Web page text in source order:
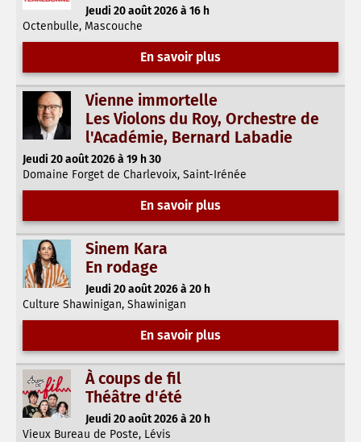
Jeudi 20 août 2026 à 16 h
Octenbulle, Mascouche
En savoir plus
Vienne immortelle
Les Violons du Roy, Orchestre de
l'Académie, Bernard Labadie
Jeudi 20 août 2026 à 19 h 30
Domaine Forget de Charlevoix, Saint-Irénée
En savoir plus
Sinem Kara
En rodage
Jeudi 20 août 2026 à 20 h
Culture Shawinigan, Shawinigan
En savoir plus
À coups de fil
Théâtre d'été
Jeudi 20 août 2026 à 20 h
Vieux Bureau de Poste, Lévis